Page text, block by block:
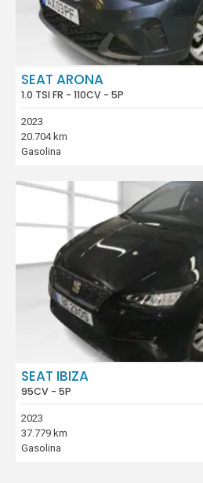
SEAT ARONA
1.0 TSI FR - 110CV - 5P
2023
20.704 km
Gasolina
SEAT IBIZA
95CV - 5P
2023
37.779 km
Gasolina